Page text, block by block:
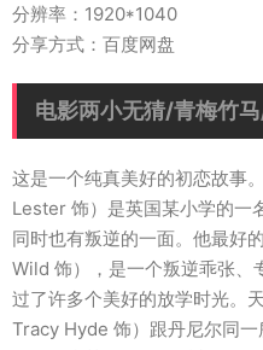
分辨率：1920*1040
分享方式：百度网盘
电影两小无猜/青梅竹
这是一个纯真美好的初恋故事
Lester 饰）是英国某小学的一
同时也有叛逆的一面。他最好
Wild 饰），是一个叛逆乖张、
过了许多个美好的放学时光。
Tracy Hyde 饰）跟丹尼尔同